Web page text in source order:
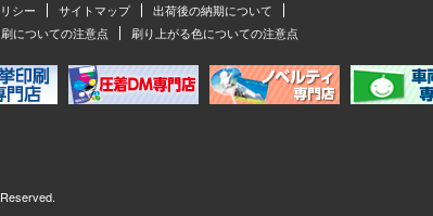
シー サイトマップ
出荷後の納期について
についての注意点 刷り上がる色についての注意点